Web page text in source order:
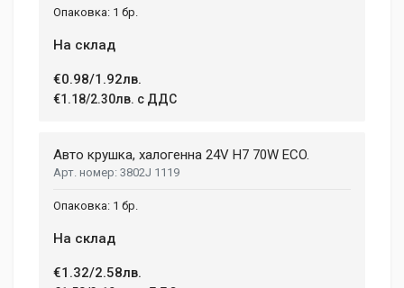
Your Review
Post Your Review
1 бр.
На склад
€0.98/1.92лв.
€1.18/2.30лв. с ДДС
Авто крушка, халогенна 24V H7 70W ECO.
3802J 1119
1 бр.
На склад
€1.32/2.58лв.